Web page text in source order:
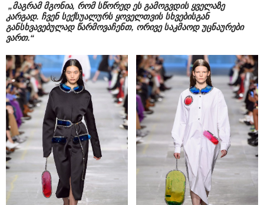
„მაგრამ მგონია, რომ სწორედ ეს გამოგვდის ყველაზე
კარგად. ჩვენ სექსუალურს ყოველთვის სხვებისგან
განსხვავებულად წარმოვაჩენთ, ორივე საკმაოდ უცნაურები
ვართ.“